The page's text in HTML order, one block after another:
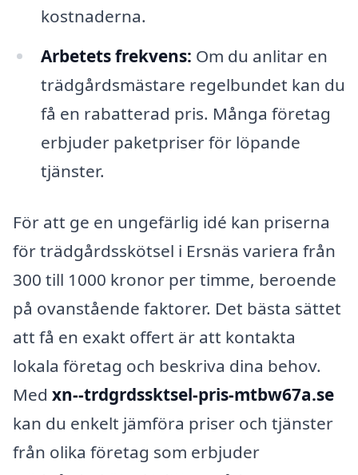
kostnaderna.
Arbetets frekvens: Om du anlitar en
trädgårdsmästare regelbundet kan du
få en rabatterad pris. Många företag
erbjuder paketpriser för löpande
tjänster.
För att ge en ungefärlig idé kan priserna
för trädgårdsskötsel i Ersnäs variera från
300 till 1000 kronor per timme, beroende
på ovanstående faktorer. Det bästa sättet
att få en exakt offert är att kontakta
lokala företag och beskriva dina behov.
Med xn--trdgrdssktsel-pris-mtbw67a.se
kan du enkelt jämföra priser och tjänster
från olika företag som erbjuder